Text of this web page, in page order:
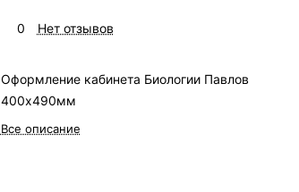
0 Нет отзывов
Оформление кабинета Биологии Павлов
400х490мм
Все описание